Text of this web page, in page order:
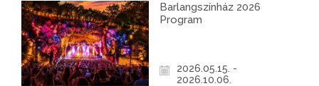
Barlangszínház 2026
Program
2026.05.15. -
2026.10.06.